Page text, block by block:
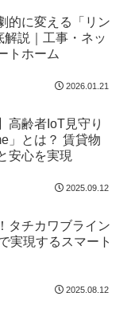
的に変える「リン
解説｜工事・ネッ
トホーム
2026.01.21
高齢者IoT見守り
」とは？ 賃貸物
安心を実現
2025.09.12
タチカワブライン
実現するスマート
2025.08.12